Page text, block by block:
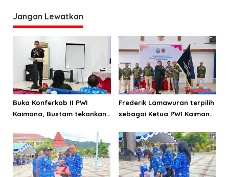
s
Jangan Lewatkan
Buka Konferkab II PWI
Kaimana, Bustam tekankan
dan perilaku
Frederik Lamawuran terpilih
sebagai Ketua PWI Kaimana